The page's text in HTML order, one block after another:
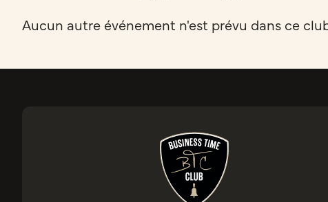
Aucun autre événement n'est prévu dans ce